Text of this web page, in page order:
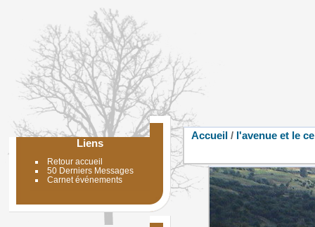
Liens
Retour accueil
50 Derniers Messages
Carnet événements
Accueil / l'avenue et le